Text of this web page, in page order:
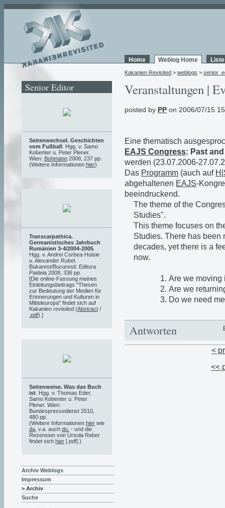
Home Weblog Home
Kakanien Revisited > weblogs >
Veranstaltungen |
posted by PP on 2006/07/15
Eine thematisch
EAJS Congress: Past
werden (23.07.2006-
Das Programm (auch auf
abgehaltenen EAJS-
beeindruckend.
The theme of the
Studies".
This theme focuses on
Studies. There has been
decades, yet there is a
now.
Are we moving
Are we
Do we need
Antworten
<
<<
Senior Editor
Seitenwechsel. Geschichten
vom Fußball . Hgg. v. Samo
Kobenter u. Peter Plener.
Wien: Bohmann 2008, 237 pp.
(Weitere Informationen hier)
Transcarpathica.
Germanistisches Jahrbuch
Rumänien 3-4/2004-2005
Hgg. v. Andrei Corbea-Hoisie
u. Alexander Rubel.
Bukarest/Bucuresti: Editura
Paideia 2008, 336 pp.
[Die online-Fassung meines
Einleitungsbeitrags "Thesen
zur Bedeutung der Medien für
Erinnerungen und Kulturen in
Mitteleuropa" findet sich auf
Kakanien revisited(Abstract /
.pdf).]
Seitenweise. Was das Buch
ist . Hgg. v. Thomas Eder,
Samo Kobenter u. Peter
Plener. Wien:
Bundespressedienst 2010,
480 pp.
(Weitere Informationen hier wie
da , v.a. auch do. - und die
Rezension von Ursula Reber
findet sich hier [.pdf].)
Archiv Weblogs
Impressum
> Archiv
Suche